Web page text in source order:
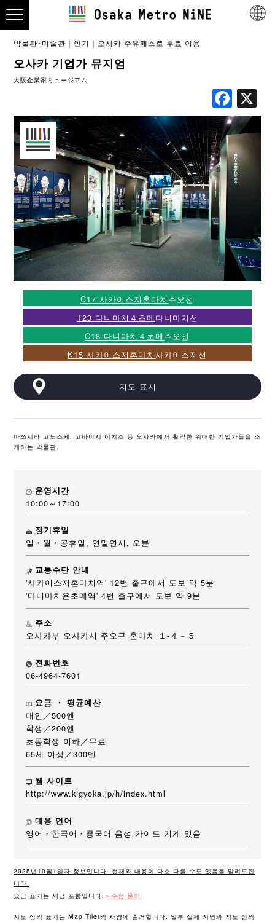
박물관･미술관 인기 오사카 주유패스로 무료 이용
오사카 기업가 뮤지엄
大阪企業家ミュージアム
C17 사카이스지혼마치 주오선
T23 다니마치４초메 다니마치선
C18 다니마치４초메 주오선
K15 사카이스지혼마치사카이스지선
지도 표시
마쓰시타 고노스케, 고바야시 이치조 등 오사카에서 활약한 위대한 기업가들을 소
개하는 박물관.
운영시간
10:00～17:00
정기휴일
일・월・공휴일, 연말연시, 오본
교통수단 안내
'사카이스지혼마치역' 12번 출구에서 도보 약 5분
'다니마치욘초메역' 4번 출구에서 도보 약 9분
주소
오사카부 오사카시 주오구 혼마치 １-４－５
전화번호
06-4964-7601
요금 ・ 평균예산
대인／500엔
학생／200엔
초등학생 이하／무료
65세 이상／300엔
웹 사이트
http://www.kigyoka.jp/h/index.html
대응 언어
영어・한국어・중국어 음성 가이드 기계 있음
2025년10월1일자 정보입니다. 현재와 내용이 다소 다를 수도 있음을 알려드립
니다.
요금 표기는 세금 포함입니다. ＞수정 문의
지도 상의 표기는 Map Tiler의 사양에 준거합니다. 일부 실제 지명과 지도 상의